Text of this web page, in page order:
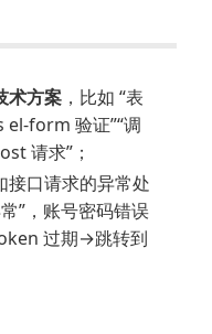
术方案 ，比如 “表
form 验证”“调
请求”；
接口请求的异常处
”，账号密码错误
过期→跳转到